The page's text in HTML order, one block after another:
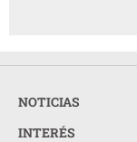
NOTICIAS
INTERÉS